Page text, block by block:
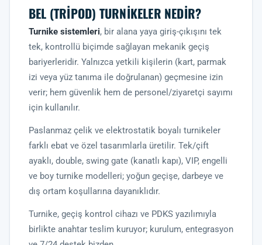
BEL (TRIPOD) TURNIKELER NEDIR?
Turnike sistemleri, bir alana yaya giriş-çıkışını tek
tek, kontrollü biçimde sağlayan mekanik geçiş
bariyerleridir. Yalnızca yetkili kişilerin (kart, parmak
izi veya yüz tanıma ile doğrulanan) geçmesine izin
verir; hem güvenlik hem de personel/ziyaretçi sayımı
için kullanılır.
Paslanmaz çelik ve elektrostatik boyalı turnikeler
farklı ebat ve özel tasarımlarla üretilir. Tek/çift
ayaklı, double, swing gate (kanatlı kapı), VIP, engelli
ve boy turnike modelleri; yoğun geçişe, darbeye ve
dış ortam koşullarına dayanıklıdır.
Turnike, geçiş kontrol cihazı ve PDKS yazılımıyla
birlikte anahtar teslim kuruyor; kurulum, entegrasyon